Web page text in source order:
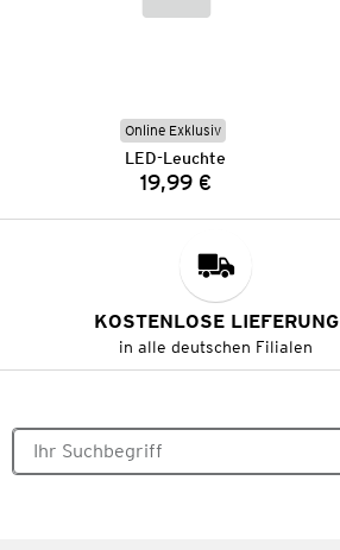
Online Exklusiv
LED-Leuchte
Preis:
19,99 €
KOSTENLOSE LIEFERUNG
in alle deutschen Filialen